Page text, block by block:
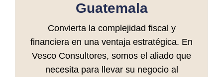
Guatemala
Convierta la complejidad fiscal y
financiera en una ventaja estratégica. En
Vesco Consultores, somos el aliado que
necesita para llevar su negocio al